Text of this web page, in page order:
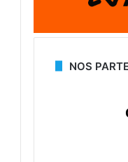
NOS